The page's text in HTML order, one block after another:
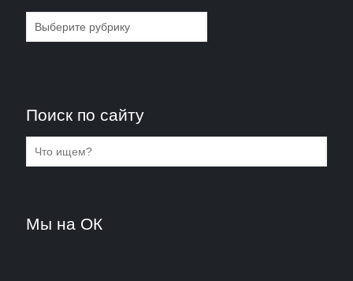
Рубрики
Поиск по сайту
Мы на ОК